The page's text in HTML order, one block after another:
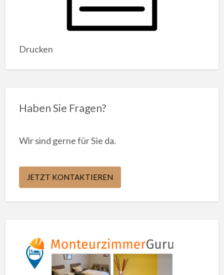
Drucken
Haben Sie Fragen?
Wir sind gerne für Sie da.
JETZT KONTAKTIEREN